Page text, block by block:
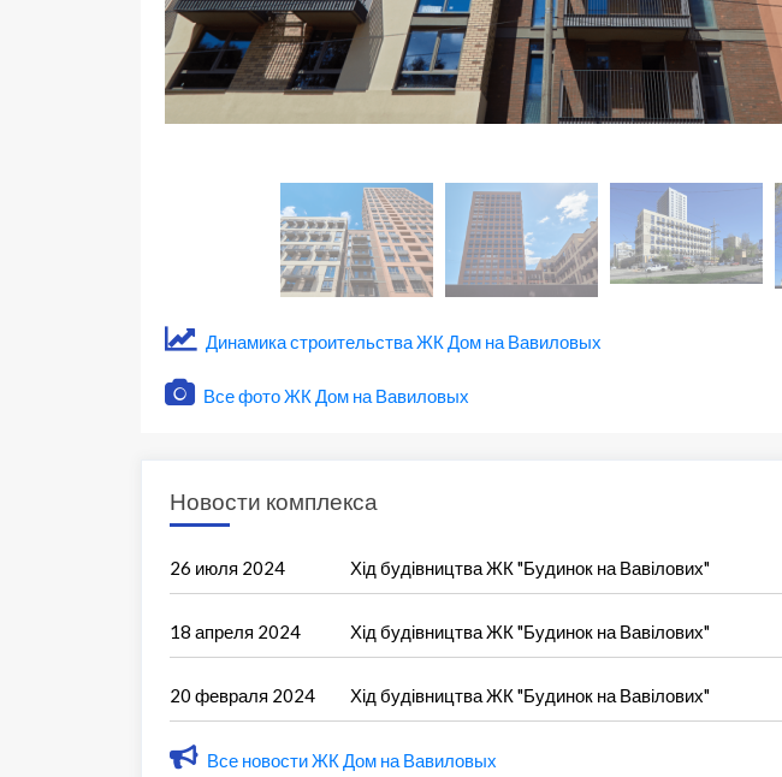
Динамика строительства ЖК Дом на Вавиловых
Все фото ЖК Дом на Вавиловых
Новости комплекса
26 июля 2024 Хід будівництва ЖК "Будинок на Вавілових"
18 апреля 2024 Хід будівництва ЖК "Будинок на Вавілових"
20 февраля 2024 Хід будівництва ЖК "Будинок на Вавілових"
Все новости ЖК Дом на Вавиловых